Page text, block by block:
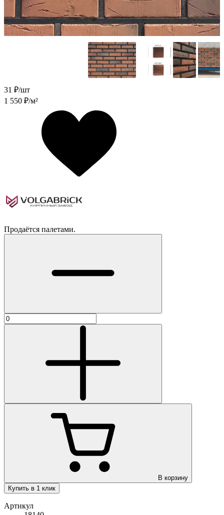
31 ₽/шт
1 550 ₽/м²
Продаётся палетами.
В корзину
Купить в 1 клик
Артикул